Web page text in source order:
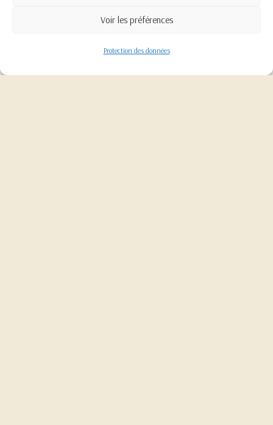
Voir les préférences
Protection des données
Cette offre vous intéresse ?